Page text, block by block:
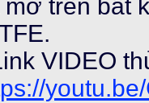
mở trên bất
VIDEO